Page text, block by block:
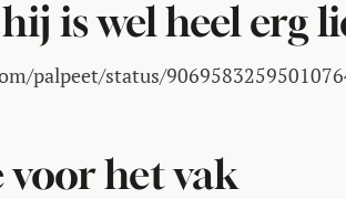
is wel heel erg
palpeet/status/
voor het vak